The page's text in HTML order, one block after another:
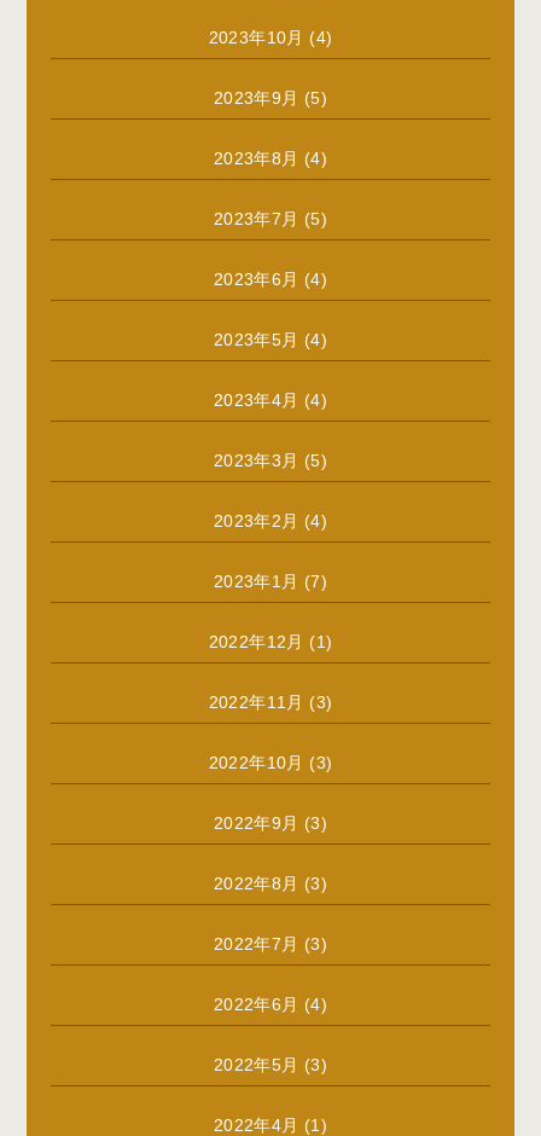
2023年10月 (4)
2023年9月 (5)
2023年8月 (4)
2023年7月 (5)
2023年6月 (4)
2023年5月 (4)
2023年4月 (4)
2023年3月 (5)
2023年2月 (4)
2023年1月 (7)
2022年12月 (1)
2022年11月 (3)
2022年10月 (3)
2022年9月 (3)
2022年8月 (3)
2022年7月 (3)
2022年6月 (4)
2022年5月 (3)
2022年4月 (1)